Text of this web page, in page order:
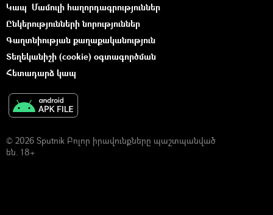
Կապ Մամուլի հաղորդագրություններ
Ընկերությունների նորություններ
Գաղտնիության քաղաքականություն
Տեղեկանիշի (cookie) օգտագործման
Հետադարձ կապ
© 2026 Sputnik Բոլոր իրավունքները պաշտպանված
են. 18+